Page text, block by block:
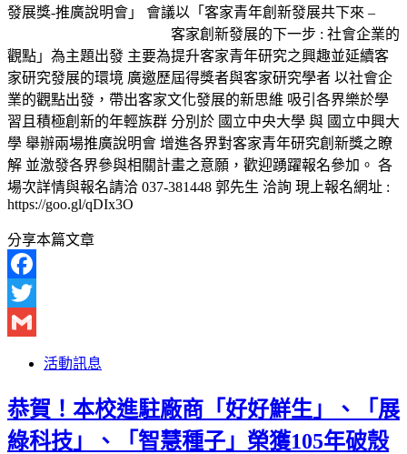
發展獎-推廣說明會」 會議以「客家青年創新發展共下來 –
客家創新發展的下一步 : 社會企業的
觀點」為主題出發 主要為提升客家青年研究之興趣並延續客
家研究發展的環境 廣邀歷屆得獎者與客家研究學者 以社會企
業的觀點出發，帶出客家文化發展的新思維 吸引各界樂於學
習且積極創新的年輕族群 分別於 國立中央大學 與 國立中興大
學 舉辦兩場推廣說明會 增進各界對客家青年研究創新獎之瞭
解 並激發各界參與相關計畫之意願，歡迎踴躍報名參加。 各
場次詳情與報名請洽 037-381448 郭先生 洽詢 現上報名網址 :
https://goo.gl/qDIx3O
分享本篇文章
Facebook
Twitter
活動訊息
恭賀！本校進駐廠商「好好鮮生」、「展
綠科技」、「智慧種子」榮獲105年破殼